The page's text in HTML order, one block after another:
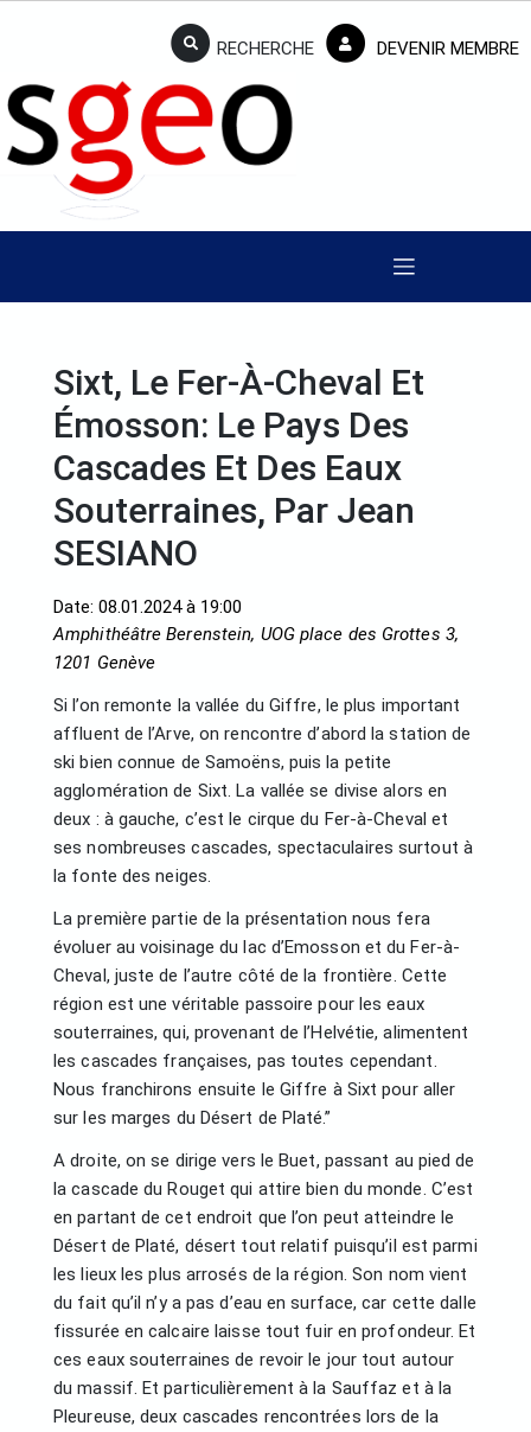
RECHERCHE DEVENIR MEMBRE
Sixt, Le Fer-À-Cheval Et
Émosson: Le Pays Des
Cascades Et Des Eaux
Souterraines, Par Jean
SESIANO
Date: 08.01.2024 à 19:00
Amphithéâtre Berenstein, UOG place des Grottes 3,
1201 Genève
Si l’on remonte la vallée du Giffre, le plus important
affluent de l’Arve, on rencontre d’abord la station de
ski bien connue de Samoëns, puis la petite
agglomération de Sixt. La vallée se divise alors en
deux : à gauche, c’est le cirque du Fer-à-Cheval et
ses nombreuses cascades, spectaculaires surtout à
la fonte des neiges.
La première partie de la présentation nous fera
évoluer au voisinage du lac d’Emosson et du Fer-à-
Cheval, juste de l’autre côté de la frontière. Cette
région est une véritable passoire pour les eaux
souterraines, qui, provenant de l’Helvétie, alimentent
les cascades françaises, pas toutes cependant.
Nous franchirons ensuite le Giffre à Sixt pour aller
sur les marges du Désert de Platé.”
A droite, on se dirige vers le Buet, passant au pied de
la cascade du Rouget qui attire bien du monde. C’est
en partant de cet endroit que l’on peut atteindre le
Désert de Platé, désert tout relatif puisqu’il est parmi
les lieux les plus arrosés de la région. Son nom vient
du fait qu’il n’y a pas d’eau en surface, car cette dalle
fissurée en calcaire laisse tout fuir en profondeur. Et
ces eaux souterraines de revoir le jour tout autour
du massif. Et particulièrement à la Sauffaz et à la
Pleureuse, deux cascades rencontrées lors de la